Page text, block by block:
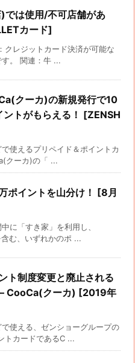
では使用/不可店舗があ
カード]
クレジットカード決済が可能な
。 関連：牛 ...
クーカ)の新規発行で10
トがもらえる！ [ZENSH
使えるプリペイド＆ポイントカ
クーカ)の「 ...
ポイントを山分け！ [8月
に「すき家」を利用し、
む、いずれかのポ ...
ト制度変更と廃止される
CooCa(クーカ) [2019年
使える、ゼンショーグループの
トカードであるC ...